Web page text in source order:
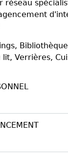
réseau
Verrières,